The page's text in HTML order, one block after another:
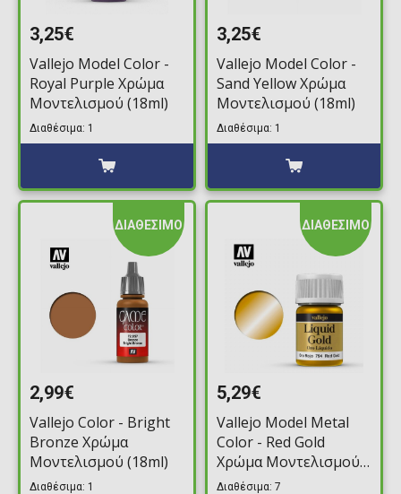
3,25€
Vallejo Model Color -
Royal Purple Χρώμα
Μοντελισμού (18ml)
Διαθέσιμα: 1
3,25€
Vallejo Model Color -
Sand Yellow Χρώμα
Μοντελισμού (18ml)
Διαθέσιμα: 1
ΔΙΑΘΕΣΙΜΟ
2,99€
Vallejo Color - Bright
Bronze Χρώμα
Μοντελισμού (18ml)
Διαθέσιμα: 1
ΔΙΑΘΕΣΙΜΟ
5,29€
Vallejo Model Metal
Color - Red Gold
Χρώμα Μοντελισμού
(35ml)
Διαθέσιμα: 7